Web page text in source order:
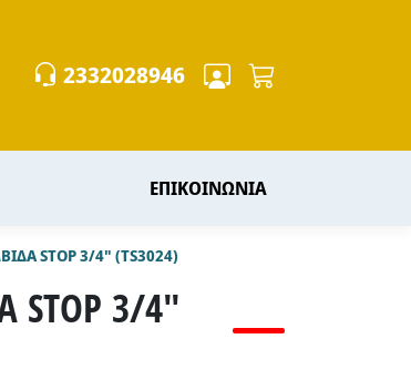
2332028946
ΕΠΙΚΟΙΝΩΝΙΑ
STOP 3/4" (TS3024)
STOP 3/4"